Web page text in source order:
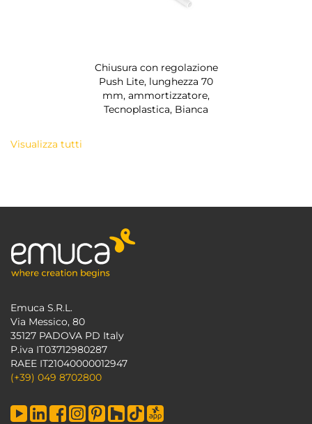
Chiusura con regolazione
Push Lite, lunghezza 70
mm, ammortizzatore,
Tecnoplastica, Bianca
Visualizza tutti
Emuca S.R.L.
Via Messico, 80
35127 PADOVA PD Italy
P.iva IT03712980287
RAEE IT21040000012947
(+39) 049 8702800